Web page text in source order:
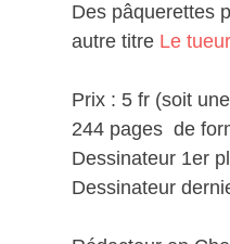
Des pâquerettes
autre titre Le
Prix : 5 fr (soit
244 pages de
Dessinateur 1er
Dessinateur